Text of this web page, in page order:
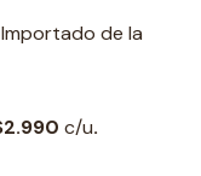
de la
c/u.